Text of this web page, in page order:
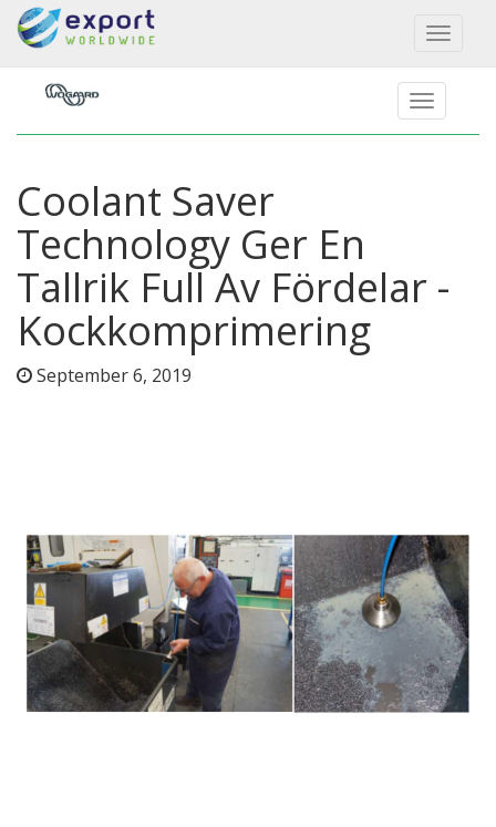
Toggle
Coolant Saver
Technology Ger En
Tallrik Full Av Fördelar -
Kockkomprimering
September 6, 2019